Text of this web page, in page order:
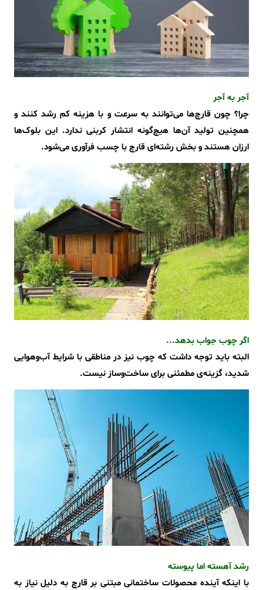
آجر به آجر
چرا؟ چون قارچ‌ها می‌توانند به سرعت و با هزینه کم رشد کنند و
همچنین تولید آن‌ها هیچ‌گونه انتشار کربنی ندارد. این بلوک‌ها
ارزان هستند و بخش رشته‌ای قارچ با چسب فرآوری می‌شود.
اگر چوب جواب بدهد...
البته باید توجه داشت که چوب نیز در مناطقی با شرایط آب‌وهوایی
شدید، گزینه‌ی مطمئنی برای ساخت‌وساز نیست.
رشد آهسته اما پیوسته
با اینکه آینده‌ محصولات ساختمانی مبتنی بر قارچ به دلیل نیاز به